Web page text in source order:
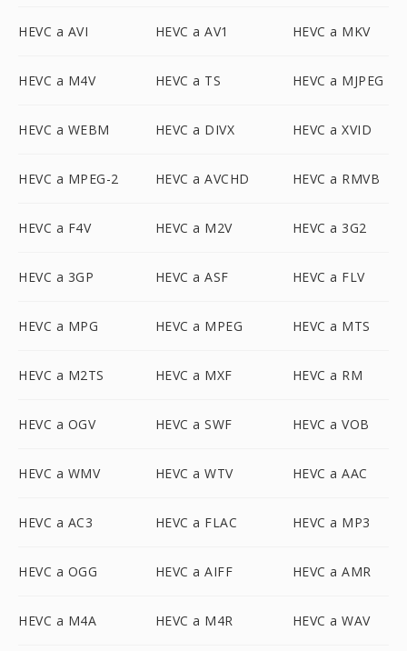
HEVC a AVI HEVC a AV1 HEVC a MKV
HEVC a M4V HEVC a TS HEVC a MJPEG
HEVC a WEBM HEVC a DIVX HEVC a XVID
HEVC a MPEG-2 HEVC a AVCHD HEVC a RMVB
HEVC a F4V HEVC a M2V HEVC a 3G2
HEVC a 3GP HEVC a ASF HEVC a FLV
HEVC a MPG HEVC a MPEG HEVC a MTS
HEVC a M2TS HEVC a MXF HEVC a RM
HEVC a OGV HEVC a SWF HEVC a VOB
HEVC a WMV HEVC a WTV HEVC a AAC
HEVC a AC3 HEVC a FLAC HEVC a MP3
HEVC a OGG HEVC a AIFF HEVC a AMR
HEVC a M4A HEVC a M4R HEVC a WAV